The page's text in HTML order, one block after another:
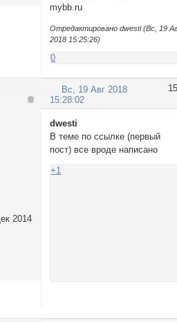
mybb.ru
Отредактировано dwesti (Вс, 19
2018 15:25:26)
0
15
Вс, 19 Авг 2018
15:28:02
2014
dwesti
В теме по ссылке (первый
пост) все вроде написано
+1